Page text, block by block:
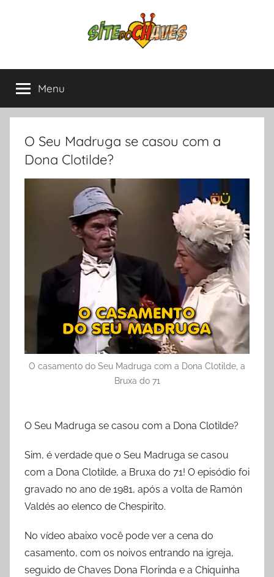
Site
do
Chaves
Chapolin,
tudo
sobre
séries
mais
amadas
Menu
O Seu Madruga se casou com a
Dona Clotilde?
O casamento do Seu Madruga com a Dona Clotilde, a
Bruxa do 71
O Seu Madruga se casou com a Dona Clotilde?
Sim, é verdade que o Seu Madruga se casou
com a Dona Clotilde, a Bruxa do 71! O episódio foi
gravado no ano de 1981, após a volta de Ramón
Valdés ao elenco de Chespirito.
No vídeo abaixo você pode ver a cena do
casamento, com os noivos entrando na igreja,
seguido de Chaves Dona Florinda e a Chiquinha